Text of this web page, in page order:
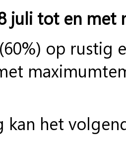
juli tot en met
op rustig